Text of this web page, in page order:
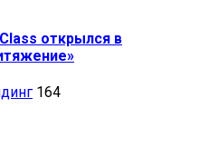
открылся в
164